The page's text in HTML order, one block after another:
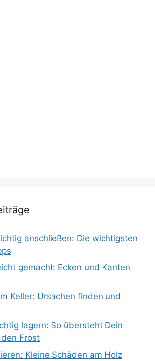
anschließen: Die wichtigsten
gemacht: Ecken und Kanten
Keller: Ursachen finden und
lagern: So übersteht Dein
Frost
Kleine Schäden am Holz